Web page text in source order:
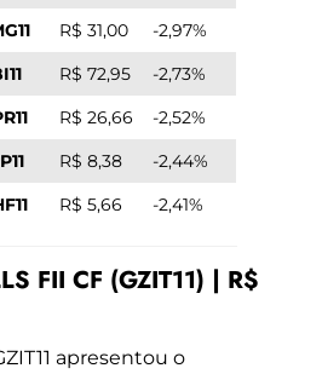
R$ 31,00
-2,97%
R$ 72,95
-2,73%
R$ 26,66
-2,52%
R$ 8,38
-2,44%
R$ 5,66 -2,41%
FII CF (GZIT11) | R$
apresentou o